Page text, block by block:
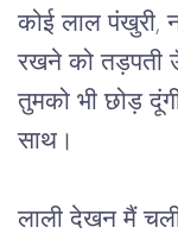
कोई लाल पंखुरी,
रखने को तड़पती
तुमको भी छोड़
साथ।
लाली देखन मैं